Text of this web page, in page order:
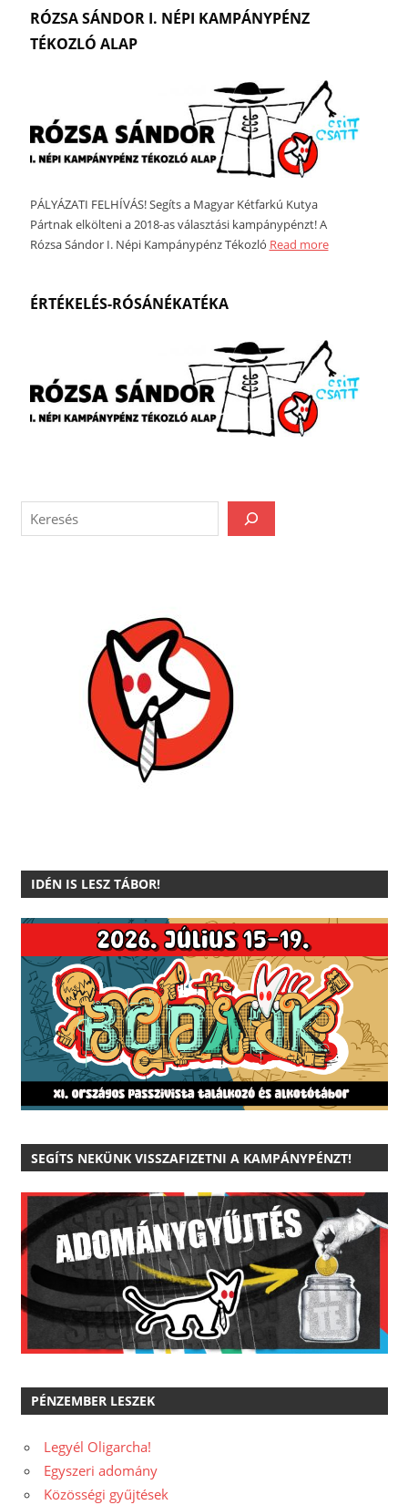
RÓZSA SÁNDOR I. NÉPI KAMPÁNYPÉNZ
TÉKOZLÓ ALAP
PÁLYÁZATI FELHÍVÁS! Segíts a Magyar Kétfarkú Kutya
Pártnak elkölteni a 2018-as választási kampánypénzt! A
Rózsa Sándor I. Népi Kampánypénz Tékozló Read more
ÉRTÉKELÉS-RÓSÁNÉKATÉKA
IDÉN IS LESZ TÁBOR!
SEGÍTS NEKÜNK VISSZAFIZETNI A KAMPÁNYPÉNZT!
PÉNZEMBER LESZEK
Legyél Oligarcha!
Egyszeri adomány
Közösségi gyűjtések